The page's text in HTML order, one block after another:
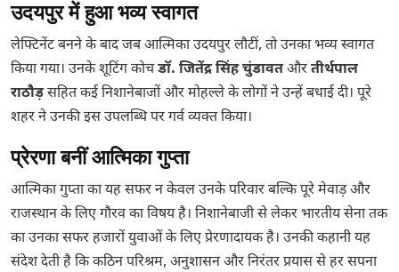
उदयपुर में हुआ भव्य स्वागत
लेफ्टिनेंट बनने के बाद जब आत्मिका उदयपुर लौटीं, तो उनका भव्य स्वागत
किया गया। उनके शूटिंग कोचडॉ. जितेंद्र सिंह चुंडावतऔरतीर्थपाल
राठौड़सहित कई निशानेबाजों और मोहल्ले के लोगों ने उन्हें बधाई दी। पूरे
शहर ने उनकी इस उपलब्धि पर गर्व व्यक्त किया।
प्रेरणा बनींआत्मिका गुप्ता
आत्मिका गुप्ता का यह सफर न केवल उनके परिवार बल्कि पूरे मेवाड़ और
राजस्थान के लिए गौरव का विषय है। निशानेबाजी से लेकर भारतीय सेना तक
का उनका सफर हजारों युवाओं के लिए प्रेरणादायक है। उनकी कहानी यह
संदेश देती है कि कठिन परिश्रम, अनुशासन और निरंतर प्रयास से हर सपना